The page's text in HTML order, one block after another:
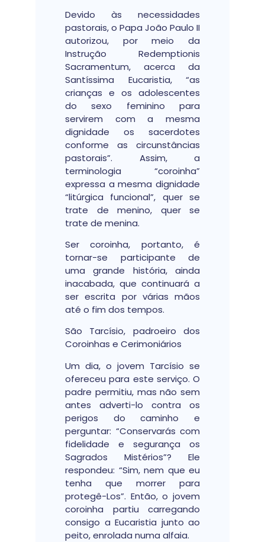
Devido às necessidades
pastorais, o Papa João Paulo II
autorizou, por meio da
Instrução Redemptionis
Sacramentum, acerca da
Santíssima Eucaristia, “as
crianças e os adolescentes
do sexo feminino para
servirem com a mesma
dignidade os sacerdotes
conforme as circunstâncias
pastorais”. Assim, a
terminologia “coroinha”
expressa a mesma dignidade
“litúrgica funcional”, quer se
trate de menino, quer se
trate de menina.
Ser coroinha, portanto, é
tornar-se participante de
uma grande história, ainda
inacabada, que continuará a
ser escrita por várias mãos
até o fim dos tempos.
São Tarcísio, padroeiro dos
Coroinhas e Cerimoniários
Um dia, o jovem Tarcísio se
ofereceu para este serviço. O
padre permitiu, mas não sem
antes adverti-lo contra os
perigos do caminho e
perguntar: “Conservarás com
fidelidade e segurança os
Sagrados Mistérios”? Ele
respondeu: “Sim, nem que eu
tenha que morrer para
protegê-Los”. Então, o jovem
coroinha partiu carregando
consigo a Eucaristia junto ao
peito, enrolada numa alfaia.